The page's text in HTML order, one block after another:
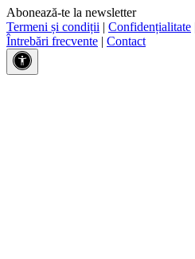
Abonează-te la newsletter
Termeni și condiții | Confidențialitate
Întrebări frecvente | Contact